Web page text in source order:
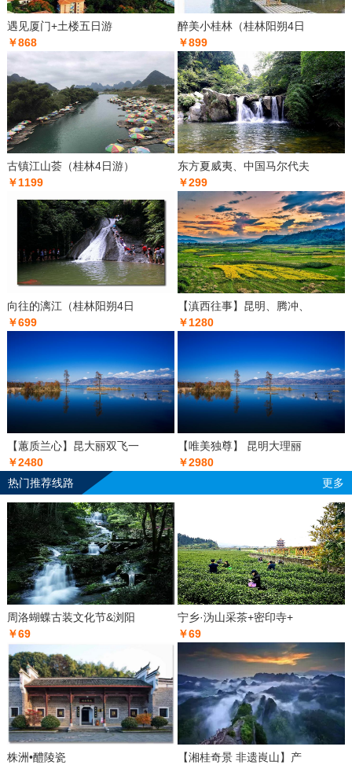
遇见厦门+土楼五日游
￥868
醉美小桂林（桂林阳朔4日
￥899
古镇江山荟（桂林4日游）
￥1199
东方夏威夷、中国马尔代夫
￥299
向往的漓江（桂林阳朔4日
￥699
【滇西往事】昆明、腾冲、
￥1280
【蕙质兰心】昆大丽双飞一
￥2480
【唯美独尊】 昆明大理丽
￥2980
热门推荐线路
更多
周洛蝴蝶古装文化节&浏阳
￥69
宁乡·沩山采茶+密印寺+
￥69
株洲•醴陵瓷
【湘桂奇景 非遗崀山】产